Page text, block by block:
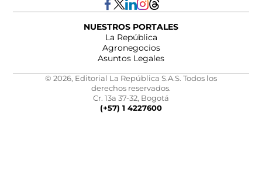
NUESTROS PORTALES
La República
Agronegocios
Asuntos Legales
© 2026, Editorial La República S.A.S. Todos los
derechos reservados.
Cr. 13a 37-32, Bogotá
(+57) 1 4227600